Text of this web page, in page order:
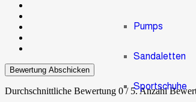
Pumps
Sandaletten
Sportschuhe
Bewertung Abschicken
Durchschnittliche Bewertung 0/ 5. Anzahl